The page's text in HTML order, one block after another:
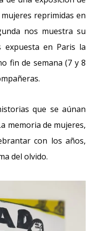
reprimidas en
nos muestra su
expuesta en Paris la
fin de semana (7 y 8
que se aúnan
memoria de mujeres,
con los años,
del olvido.